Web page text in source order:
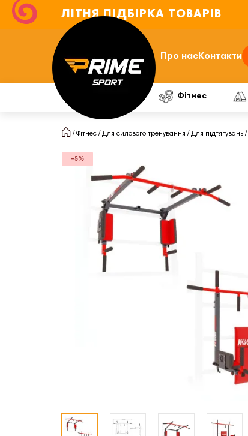
ЛІТНЯ ПІДБІРКА ТОВАРІВ
Про насКонтакти
Фітнес
Фітнес Для силового тренування Для підтягувань
-5%